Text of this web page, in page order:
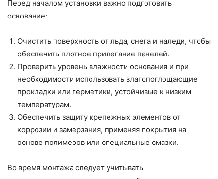
Перед началом установки важно подготовить
основание:
Очистить поверхность от льда, снега и наледи, чтобы
обеспечить плотное прилегание панелей.
Проверить уровень влажности основания и при
необходимости использовать влагопоглощающие
прокладки или герметики, устойчивые к низким
температурам.
Обеспечить защиту крепежных элементов от
коррозии и замерзания, применяя покрытия на
основе полимеров или специальные смазки.
Во время монтажа следует учитывать